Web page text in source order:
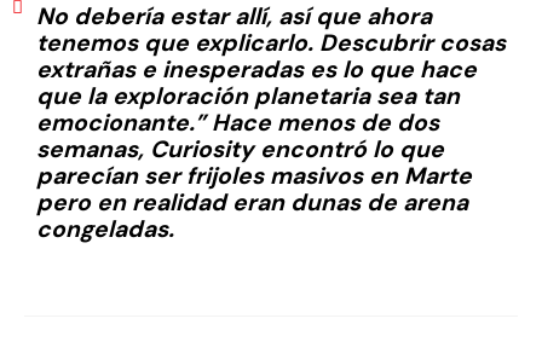
No debería estar allí, así que ahora
tenemos que explicarlo. Descubrir cosas
extrañas e inesperadas es lo que hace
que la exploración planetaria sea tan
emocionante.” Hace menos de dos
semanas, Curiosity encontró lo que
parecían ser frijoles masivos en Marte
pero en realidad eran dunas de arena
congeladas.